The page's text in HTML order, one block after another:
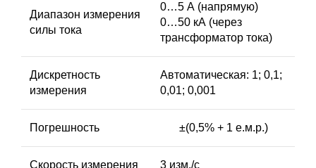
Диапазон измерения
силы тока
0…5 А (напрямую)
0…50 кА (через
трансформатор тока)
Дискретность
измерения
Автоматическая: 1; 0,1;
0,01; 0,001
Погрешность ±(0,5% + 1 е.м.р.)
Скорость измерения 3 изм./с